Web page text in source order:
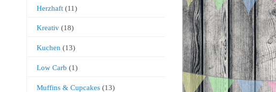
Herzhaft(11)
Kreativ(18)
Kuchen (13)
Low Carb (1)
Muffins & Cupcakes(13)